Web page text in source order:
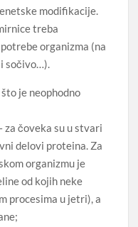
modifikacije.
treba
organizma (na
sočivo…).
je neophodno
za čoveka su u stvari
delovi proteina. Za
organizmu je
od kojih neke
procesima u jetri), a